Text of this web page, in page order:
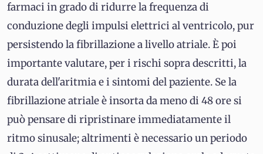
farmaci in grado di ridurre la frequenza di
conduzione degli impulsi elettrici al ventricolo, pur
persistendo la fibrillazione a livello atriale. È poi
importante valutare, per i rischi sopra descritti, la
durata dell'aritmia e i sintomi del paziente. Se la
fibrillazione atriale è insorta da meno di 48 ore si
può pensare di ripristinare immediatamente il
ritmo sinusale; altrimenti è necessario un periodo